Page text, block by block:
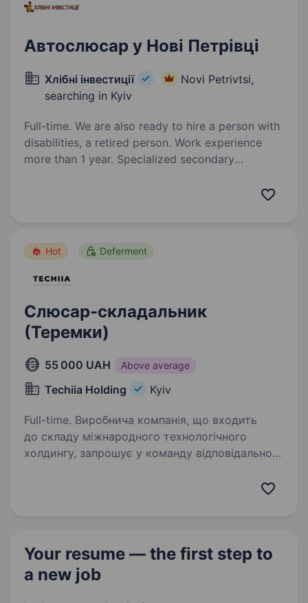
Автослюсар у Нові Петрівці
Хлібні інвестиції
Novi Petrivtsi,
searching in Kyiv
Full-time. We are also ready to hire a person with
disabilities, a retired person. Work experience
more than 1 year. Specialized secondary
запрошує на роботуАвтослюсаря Задачі:
Діагностика та ремонт автомобілів…
Hot Deferment
Слюсар-складальник
(Теремки)
55 000 UAH Above average
Techiia Holding Kyiv
Full-time. Виробнича компанія, що входить
до складу міжнародного технологічного
холдингу, запрошує у команду відповідального
Your resume — the first step to
a new job